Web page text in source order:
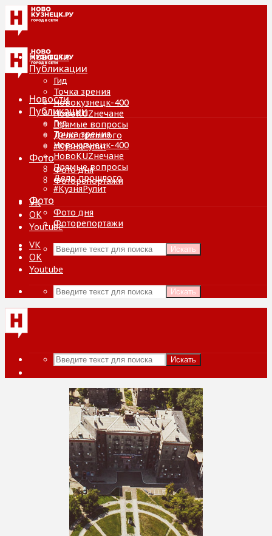
Новости
Публикации
Гид
Точка зрения
Новокузнецк-400
НовоKUZнечане
Прямые вопросы
Дело прошлого
#КузняРулит
Фото
Фото дня
Фоторепортажи
VK
ОК
Youtube
Искать
Новости
Публикации
Гид
Точка зрения
Новокузнецк-400
НовоKUZнечане
Прямые вопросы
Дело прошлого
#КузняРулит
Фото
Фото дня
Фоторепортажи
VK
ОК
Youtube
Искать
Искать